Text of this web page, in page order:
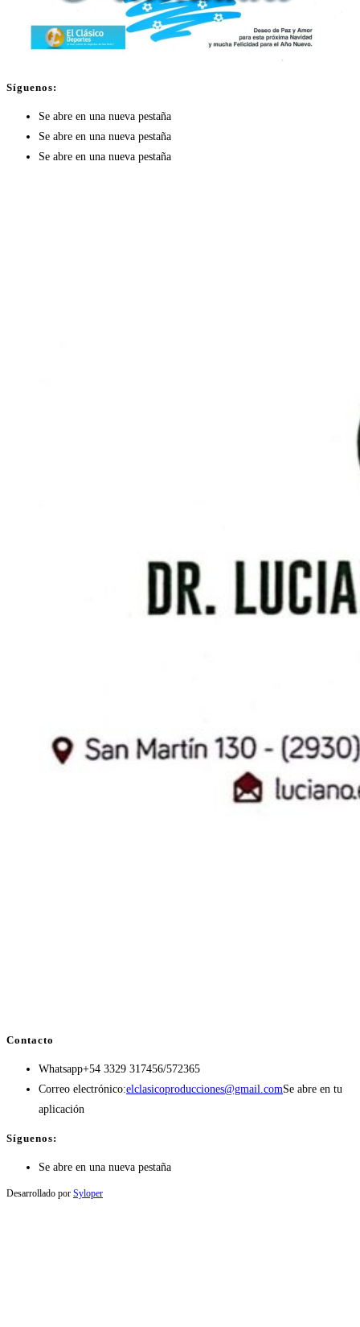
Síguenos:
Se abre en una nueva pestaña
Se abre en una nueva pestaña
Se abre en una nueva pestaña
Contacto
Whatsapp+54 3329 317456/572365
Correo electrónico:elclasicoproducciones@gmail.comSe abre en tu
aplicación
Síguenos:
Se abre en una nueva pestaña
Desarrollado por Syloper